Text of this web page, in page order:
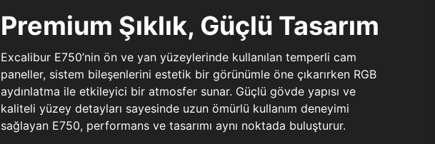
Premium Şıklık, Güçlü Tasarım
Excalibur E750’nin ön ve yan yüzeylerinde kullanılan temperli cam
paneller, sistem bileşenlerini estetik bir görünümle öne çıkarırken RGB
aydınlatma ile etkileyici bir atmosfer sunar. Güçlü gövde yapısı ve
kaliteli yüzey detayları sayesinde uzun ömürlü kullanım deneyimi
sağlayan E750, performans ve tasarımı aynı noktada buluşturur.